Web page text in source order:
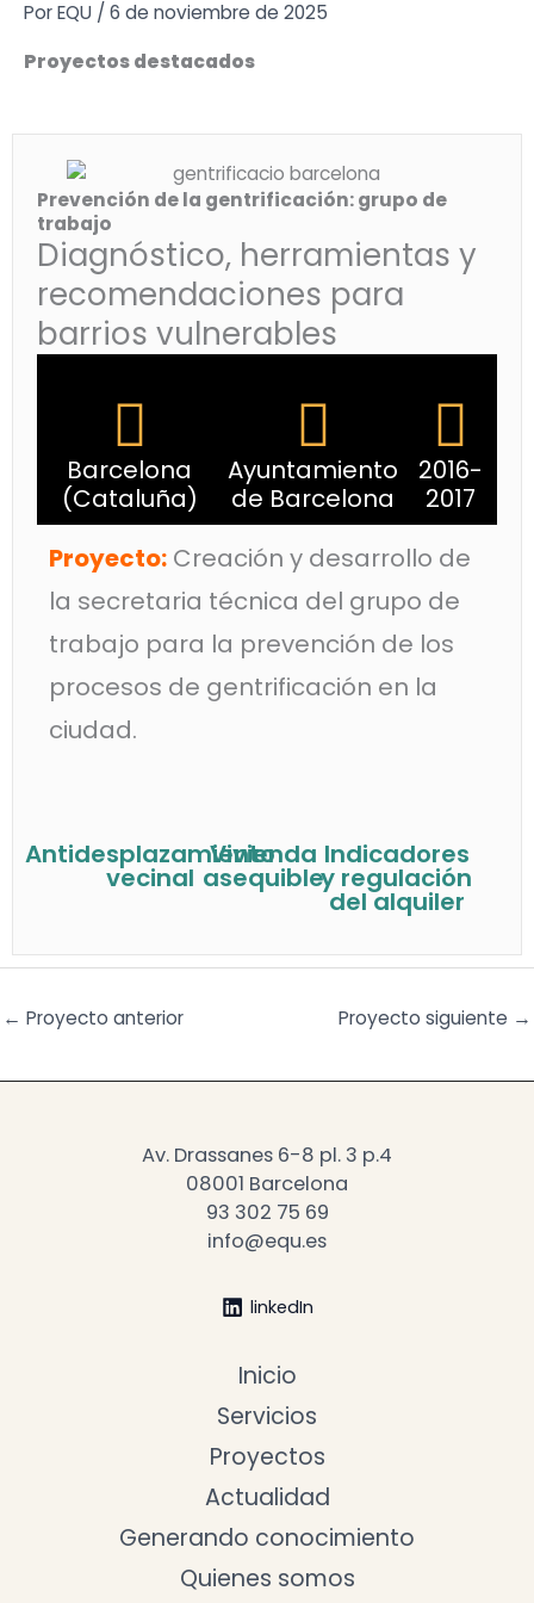
contenido
PorEQU / 6 de noviembre de 2025
Proyectos destacados
Prevención de la gentrificación: grupo de
trabajo
Diagnóstico, herramientas y
recomendaciones para
barrios vulnerables
Barcelona
(Cataluña)
Ayuntamiento
de Barcelona
2016-
2017
Proyecto: Creación y desarrollo de
la secretaria técnica del grupo de
trabajo para la prevención de los
procesos de gentrificación en la
ciudad.
Antidesplazamiento
vecinal
Vivienda
asequible
Indicadores
y regulación
del alquiler
← Proyecto anterior Proyecto siguiente →
Av. Drassanes 6-8 pl. 3 p.4
08001 Barcelona
93 302 75 69
info@equ.es
linkedIn
Inicio
Servicios
Proyectos
Actualidad
Generando conocimiento
Quienes somos